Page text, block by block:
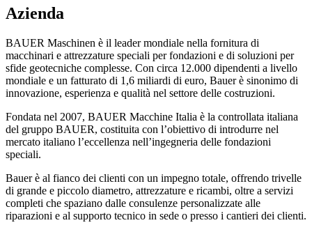
Azienda
BAUER Maschinen è il leader mondiale nella fornitura di
macchinari e attrezzature speciali per fondazioni e di soluzioni per
sfide geotecniche complesse. Con circa 12.000 dipendenti a livello
mondiale e un fatturato di 1,6 miliardi di euro, Bauer è sinonimo di
innovazione, esperienza e qualità nel settore delle costruzioni.
Fondata nel 2007, BAUER Macchine Italia è la controllata italiana
del gruppo BAUER, costituita con l’obiettivo di introdurre nel
mercato italiano l’eccellenza nell’ingegneria delle fondazioni
speciali.
Bauer è al fianco dei clienti con un impegno totale, offrendo trivelle
di grande e piccolo diametro, attrezzature e ricambi, oltre a servizi
completi che spaziano dalle consulenze personalizzate alle
riparazioni e al supporto tecnico in sede o presso i cantieri dei clienti.